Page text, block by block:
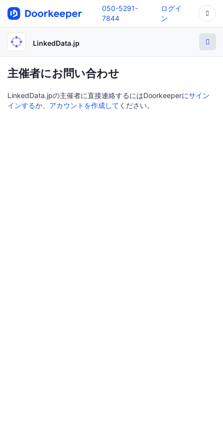
050-5291-
7844
ログイ
ン
LinkedData.jp
主催者にお問い合わせ
LinkedData.jpの主催者に直接連絡するにはDoorkeeperにサイン
インするか、 アカウントを作成して ください。